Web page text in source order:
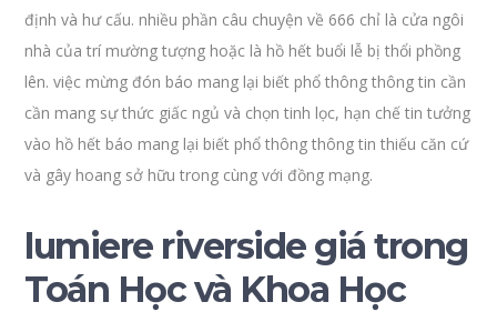
định và hư cấu. nhiều phần câu chuyện về 666 chỉ là cửa ngôi
nhà của trí mường tượng hoặc là hồ hết buổi lễ bị thổi phồng
lên. việc mừng đón báo mang lại biết phổ thông thông tin cần
cần mang sự thức giấc ngủ và chọn tinh lọc, hạn chế tin tưởng
vào hồ hết báo mang lại biết phổ thông thông tin thiếu căn cứ
và gây hoang sở hữu trong cùng với đồng mạng.
lumiere riverside giá trong
Toán Học và Khoa Học